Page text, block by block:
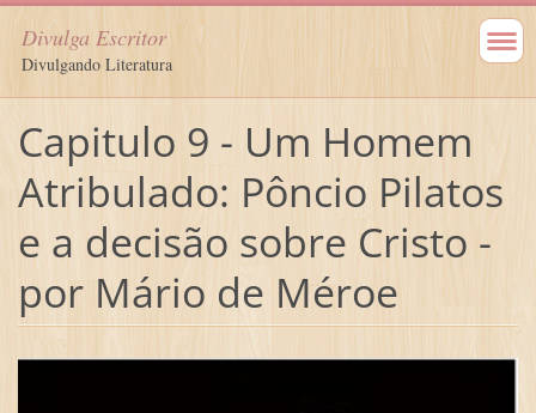
Divulga Escritor
Divulgando Literatura
Capitulo 9 - Um Homem
Atribulado: Pôncio Pilatos
e a decisão sobre Cristo -
por Mário de Méroe